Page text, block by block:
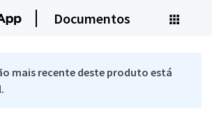
Documentos
mais recente deste produto está